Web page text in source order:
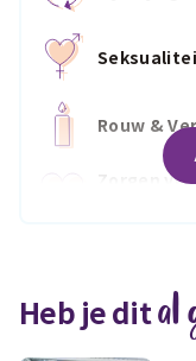
Rouw &
Zorgen
Geld &
Heb je dital